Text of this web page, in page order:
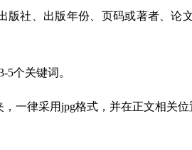
、出版年份、页码或著者、论
个关键词。
律采用jpg格式，并在正文相关位